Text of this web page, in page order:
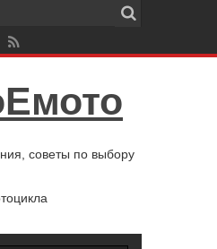
советы по выбору